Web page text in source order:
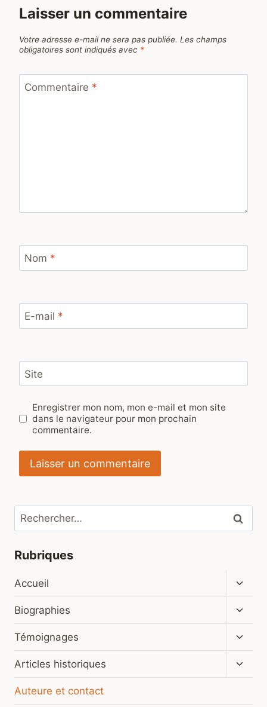
Laisser un commentaire
Votre adresse e-mail ne sera pas publiée. Les champs
obligatoires sont indiqués avec *
Commentaire *
Nom *
E-mail *
Site
Enregistrer mon nom, mon e-mail et mon site
dans le navigateur pour mon prochain
commentaire.
Rechercher :
Rubriques
Accueil
menu
Biographies
menu
Témoignages
menu
Articles historiques
Auteure et contact